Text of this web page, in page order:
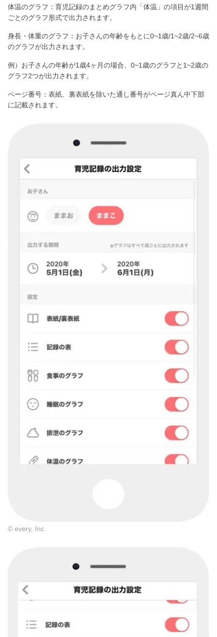
体温のグラフ：育児記録のまとめグラフ内「体温」の項目が1週間
ごとのグラフ形式で出力されます。
身長・体重のグラフ：お子さんの年齢をもとに0~1歳/1~2歳/2~6歳
のグラフが出力されます。
例）お子さんの年齢が1歳4ヶ月の場合、0~1歳のグラフと1~2歳の
グラフ2つが出力されます。
ページ番号：表紙、裏表紙を除いた通し番号がページ真ん中下部
に記載されます。
© every, Inc.